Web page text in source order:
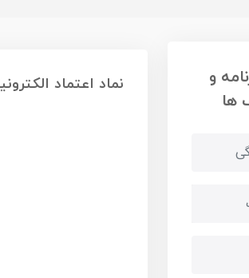
و
ها
نماد اعتماد